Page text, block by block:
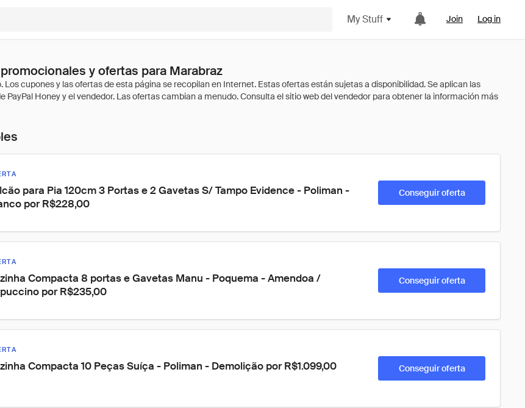
My Stuff Join Log in
y ofertas para Marabraz
para Pia 120cm 3 Portas e 2 Gavetas S/ Tampo Evidence - Poliman -
por R$228,00
Conseguir oferta
Compacta 8 portas e Gavetas Manu - Poquema - Amendoa /
por R$235,00
Conseguir oferta
Compacta 10 Peças Suíça - Poliman - Demolição por R$1.099,00 Conseguir oferta